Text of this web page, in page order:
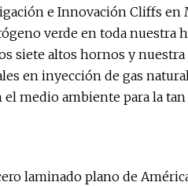
e Innovación Cliffs
verde en toda nuestra
siete altos hornos y
en inyección de gas
medio ambiente para la
laminado plano de